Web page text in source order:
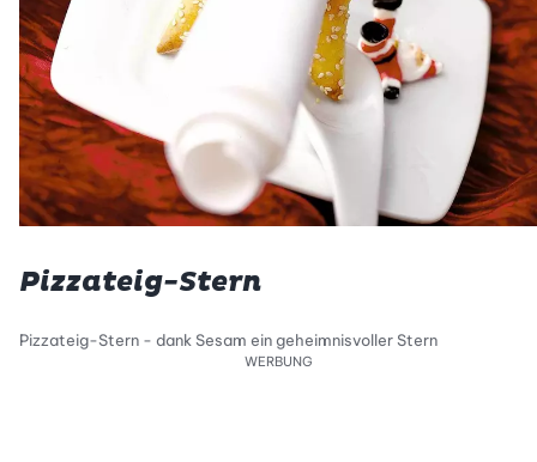
Pizzateig-Stern
Pizzateig-Stern - dank Sesam ein geheimnisvoller Stern
WERBUNG